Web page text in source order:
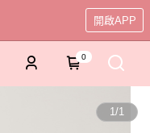
開啟APP
0
1/1